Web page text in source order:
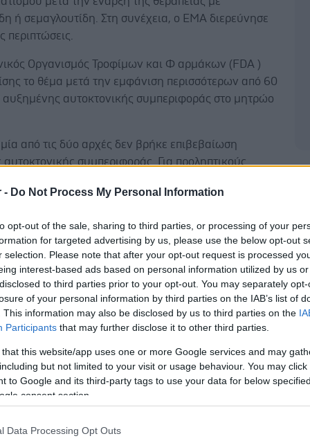
- Do Not Process My Personal Information
opt-out of the sale, sharing to third parties, or processing of your
for targeted advertising by us, please use the below opt-out
selection. Please note that after your opt-out request is processed
interest-based ads based on personal information utilized by us
to third parties prior to your opt-out. You may separately
of your personal information by third parties on the IAB’s list of
This information may also be disclosed by us to third parties on the
Participants that may further disclose it to other third parties.
that this website/app uses one or more Google services and may
but not limited to your visit or usage behaviour. You may
to Google and its third-party tags to use your data for below
consent section.
Data Processing Opt Outs
ή σεμαγλουτίδη. Στη συνέχεια, ο EMA διερεύνησε
περιπτώσεις.
Οργανισμός Τροφίμων και Φ αρμάκων (FDA )
το θέμα μετά την εμφάνιση περισσότερων από 60
αυτοκτονικής συμπεριφοράς στο μητρώο
από τις δύο αρχές δεν βρήκε επιβεβαίωση
συμπεριφοράς. Για προληπτικούς
πληροφορίες: Ζητήθηκε από τους
πρόθεση στους ασθενείς και να διακόπτουν το
αυτό συνέβαινε. Ο EMA απέφυγε μέχρι στιγμής να
προειδοποίηση στις πληροφορίες για τους
υγείας.
επικεφαλής τον Laurent Azoulay από το
McGill του Μόντρεαλ ανέλυσε τώρα τη σύνδεση
δεδομένα από το "UK Clinical Practice
φακέλους των βρετανικών ασθενών. Οι συνταγές που